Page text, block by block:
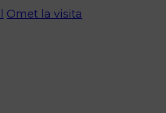
Omet la visita